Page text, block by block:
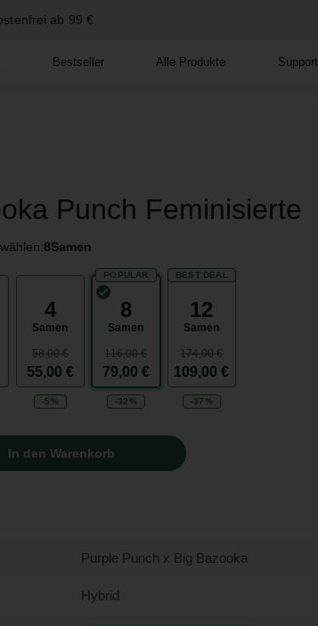
ab 99 €
Bestseller Alle Produkte Support
Punch Feminisierte
8Samen
4
Samen
58,00 €
55,00 €
-5%
POPULAR
8
Samen
116,00 €
79,00 €
-32%
BEST DEAL
12
Samen
174,00 €
109,00 €
-37%
In den Warenkorb
Purple Punch x Big Bazooka
Hybrid